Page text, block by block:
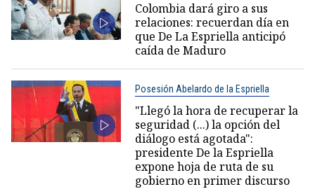
Colombia dará giro a sus
relaciones: recuerdan día en
que De La Espriella anticipó
caída de Maduro
Posesión Abelardo de la Espriella
"Llegó la hora de recuperar la
seguridad (...) la opción del
diálogo está agotada":
presidente De la Espriella
expone hoja de ruta de su
gobierno en primer discurso